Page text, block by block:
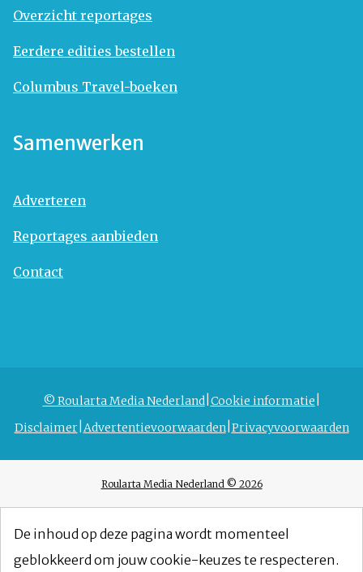
Overzicht reportages
Eerdere edities bestellen
Columbus Travel-boeken
Samenwerken
Adverteren
Reportages aanbieden
Contact
© Roularta Media Nederland Cookie informatie
Disclaimer Advertentievoorwaarden Privacyvoorwaarden
Roularta Media Nederland © 2026
De inhoud op deze pagina wordt momenteel
geblokkeerd om jouw cookie-keuzes te respecteren.